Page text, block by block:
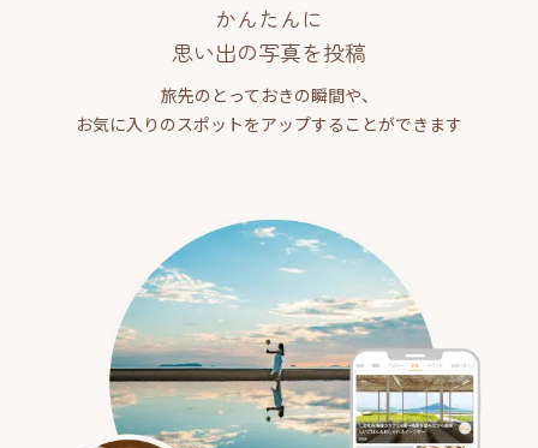
かんたんに
思い出の写真を投稿
旅先のとっておきの瞬間や、
お気に入りのスポットをアップすることができます